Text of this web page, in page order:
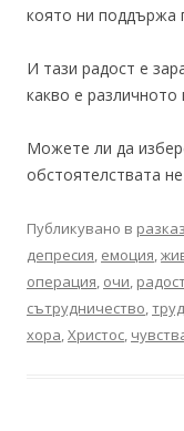
която ни поддържа
И тази радост е
какво е различното
Можете ли да
обстоятелствата
Публикувано в разказ
депресия, емоция,
операция, очи,
сътрудничество,
хора,Христос,